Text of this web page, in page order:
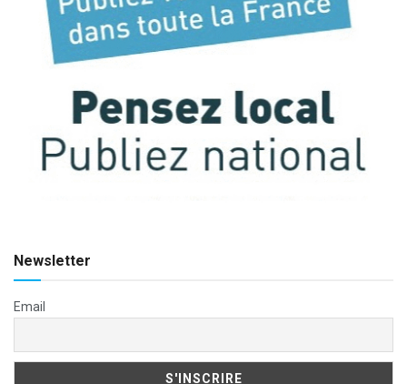
Newsletter
Email